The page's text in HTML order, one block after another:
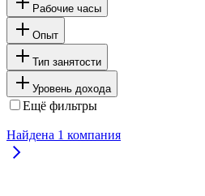
Рабочие часы
Опыт
Тип занятости
Уровень дохода
Ещё фильтры
Найдена 1 компания